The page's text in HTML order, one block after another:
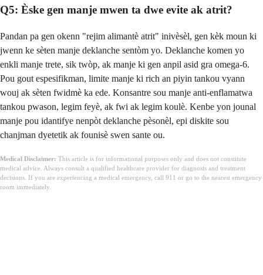
Q5: Èske gen manje mwen ta dwe evite ak atrit?
Pandan pa gen okenn "rejim alimantè atrit" inivèsèl, gen kèk moun ki
jwenn ke sèten manje deklanche sentòm yo. Deklanche komen yo
enkli manje trete, sik twòp, ak manje ki gen anpil asid gra omega-6.
Pou gout espesifikman, limite manje ki rich an piyin tankou vyann
wouj ak sèten fwidmè ka ede. Konsantre sou manje anti-enflamatwa
tankou pwason, legim feyè, ak fwi ak legim koulè. Kenbe yon jounal
manje pou idantifye nenpòt deklanche pèsonèl, epi diskite sou
chanjman dyetetik ak founisè swen sante ou.
Medical Disclaimer: This article is for informational purposes only and does not constitute
medical advice. Always consult a qualified healthcare provider for diagnosis and treatment
decisions. If you are experiencing a medical emergency, call 911 or go to the nearest emergency
room immediately.